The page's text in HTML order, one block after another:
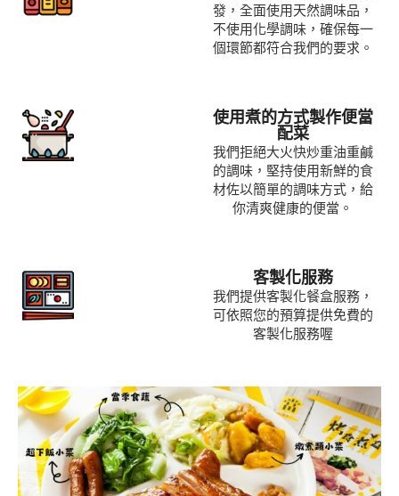
發，全面使用天然調味品，
不使用化學調味，確保每一
個環節都符合我們的要求。
使用煮的方式製作便當
配菜
我們拒絕大火快炒重油重鹹
的調味，堅持使用新鮮的食
材佐以簡單的調味方式，給
你清爽健康的便當。
客製化服務
我們提供客製化餐盒服務，
可依照您的預算提供免費的
客製化服務喔